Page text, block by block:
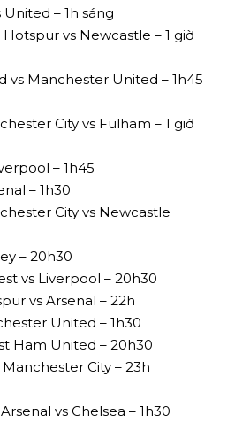
United – 1h sáng
vs Newcastle – 1 giờ
vs Manchester United – 1h45
City vs Fulham – 1 giờ
– 1h45
– 1h30
City vs Newcastle
– 20h30
vs Liverpool – 20h30
vs Arsenal – 22h
United – 1h30
Ham United – 20h30
City – 23h
vs Chelsea – 1h30